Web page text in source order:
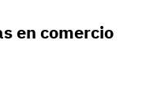
en comercio